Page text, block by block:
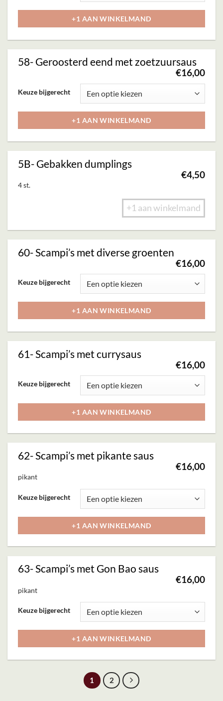
op
heeft
variaties.
Deze
optie
gekozen
productpagina
+1 AAN WINKELMAND
58- Geroosterd eend met zoetzuursaus
€16,00
product
heeft
variaties.
Deze
optie
kan
de
productpagina
Keuze bijgerecht
+1 AAN WINKELMAND
5B- Gebakken dumplings
€4,50
4 st.
+1 aan winkelmand
60- Scampi’s met diverse groenten
€16,00
product
heeft
variaties.
Deze
optie
gekozen
productpagina
Keuze bijgerecht
+1 AAN WINKELMAND
61- Scampi’s met currysaus
€16,00
product
heeft
variaties.
Deze
optie
kan
worden
op
Keuze bijgerecht
+1 AAN WINKELMAND
62- Scampi’s met pikante saus
€16,00
pikant
product
heeft
variaties.
Deze
optie
kan
worden
op
Keuze bijgerecht
+1 AAN WINKELMAND
63- Scampi’s met Gon Bao saus
€16,00
pikant
product
heeft
variaties.
Keuze bijgerecht
+1 AAN WINKELMAND
1 2